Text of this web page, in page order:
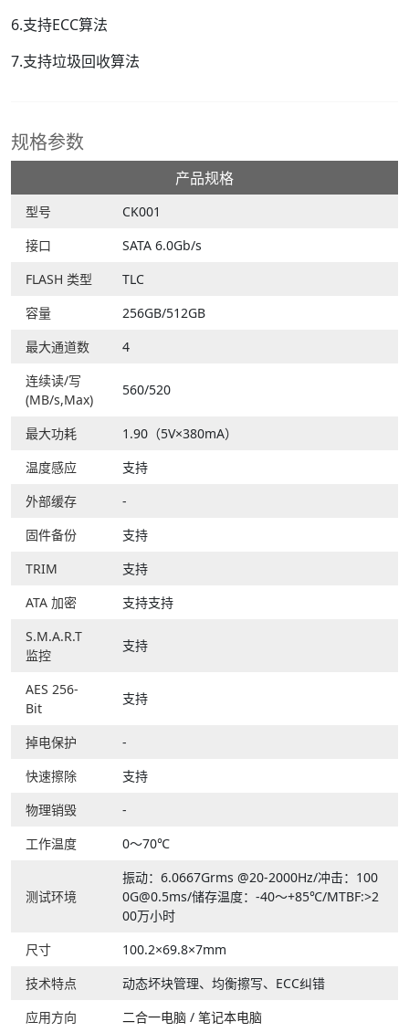
6.支持ECC算法
7.支持垃圾回收算法
规格参数
产品规格
型号
CK001
接口
SATA 6.0Gb/s
FLASH 类型
TLC
容量
256GB/512GB
最大通道数
4
连续读/写
(MB/s,Max)
560/520
最大功耗
1.90（5V×380mA）
温度感应
支持
外部缓存
-
固件备份
支持
TRIM
支持
ATA 加密
支持支持
S.M.A.R.T
监控
支持
AES 256-
Bit
支持
掉电保护
-
快速擦除
支持
物理销毁
-
工作温度
0～70℃
测试环境
振动：6.0667Grms @20-2000Hz/冲击：100
0G@0.5ms/储存温度：-40～+85℃/MTBF:>2
00万小时
尺寸
100.2×69.8×7mm
技术特点
动态坏块管理、均衡擦写、ECC纠错
应用方向
二合一电脑 / 笔记本电脑